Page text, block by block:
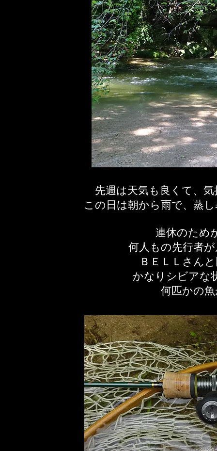
先週は天気も良くて、
この日は朝から雨で、蒸
連休のため
何人もの先行者
ＢＥＬＬさん
かなりシビアな
何匹かの